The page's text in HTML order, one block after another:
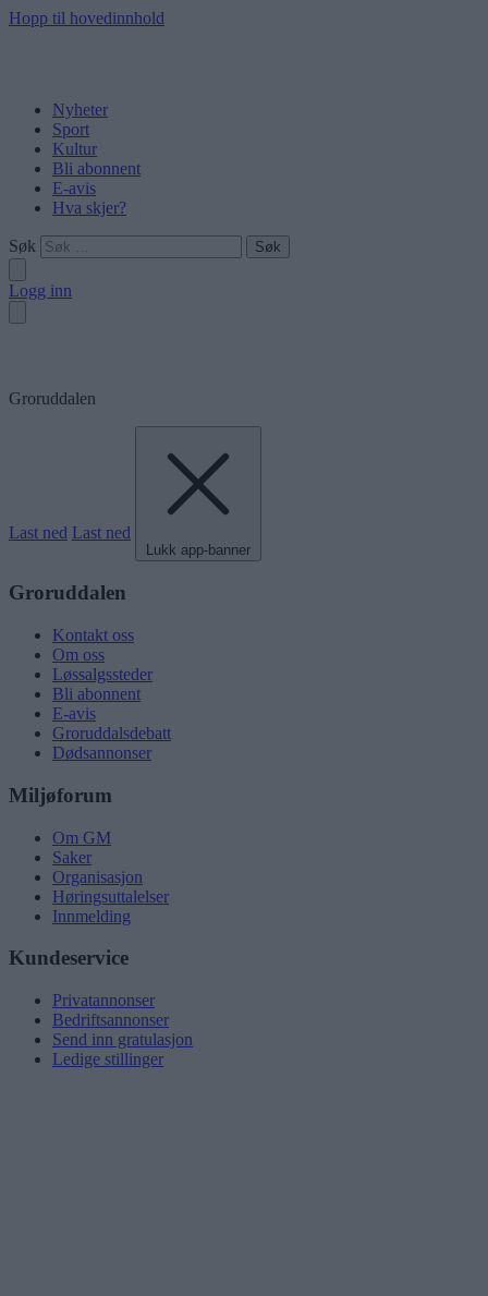
Hopp til hovedinnhold
Nyheter
Sport
Kultur
Bli abonnent
E-avis
Hva skjer?
Søk
Logg inn
Groruddalen
Last ned Last ned
Lukk app-banner
Groruddalen
Kontakt oss
Om oss
Løssalgssteder
Bli abonnent
E-avis
Groruddalsdebatt
Dødsannonser
Miljøforum
Om GM
Saker
Organisasjon
Høringsuttalelser
Innmelding
Kundeservice
Privatannonser
Bedriftsannonser
Send inn gratulasjon
Ledige stillinger